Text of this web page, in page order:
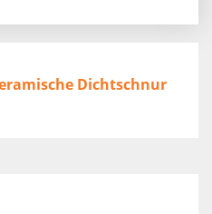
Dichtschnur